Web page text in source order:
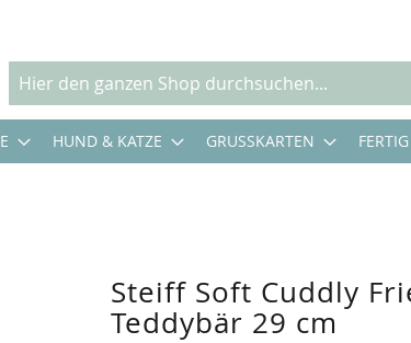
Suche
HUND & KATZE GRUSSKARTEN
Steiff Soft Cuddly
Teddybär 29 cm